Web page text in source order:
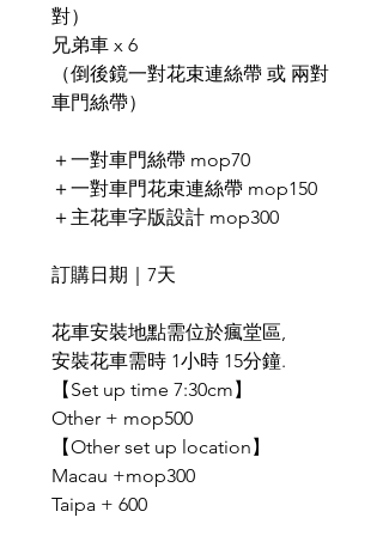
對）
兄弟車 x 6
（倒後鏡一對花束連絲帶 或 兩對
車門絲帶）
＋一對車門絲帶 mop70
＋一對車門花束連絲帶 mop150
＋主花車字版設計 mop300
訂購日期｜7天
花車安裝地點需位於瘋堂區,
安裝花車需時 1小時 15分鐘.
【Set up time 7:30cm】
Other + mop500
【Other set up location】
Macau +mop300
Taipa + 600